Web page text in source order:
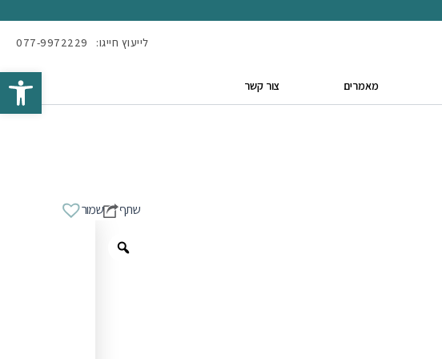
Open toolbar
לייעוץ חייגו: 077-9972229
צור קשר מאמרים
שמור שתף